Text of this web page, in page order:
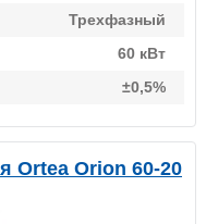
Трехфазный
60 кВт
±0,5%
Ortea Orion 60-20